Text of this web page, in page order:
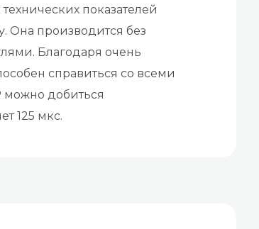
показателей
Она производится без
Благодаря очень
справиться со всеми
можно добиться
125 мкс.